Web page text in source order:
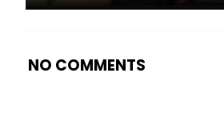
NO COMMENTS